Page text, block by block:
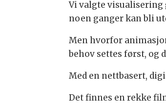
Vi valgte
noen ganger kan bli
Men hvorfor
behov settes først, og
Med en nettbasert,
Det finnes en rekke